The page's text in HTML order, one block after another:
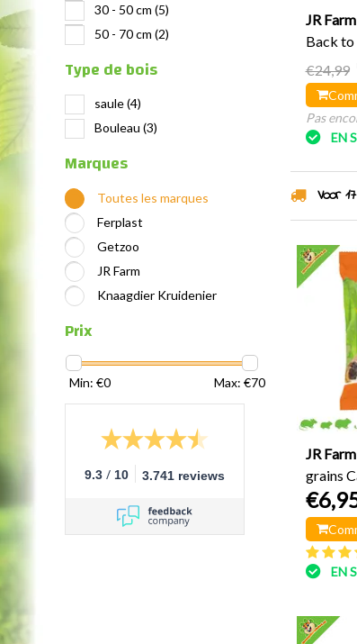
30 - 50 cm (5)
50 - 70 cm (2)
Type de bois
saule(4)
Bouleau (3)
Marques
Toutes les marques
Ferplast
Getzoo
JR Farm
Knaagdier Kruidenier
Prix
Min: €0 Max: €70
9.3 / 10 3.741 reviews
JR Farm
Back
€24,99
Pas
EN
Voor
JR Farm
grains
EN